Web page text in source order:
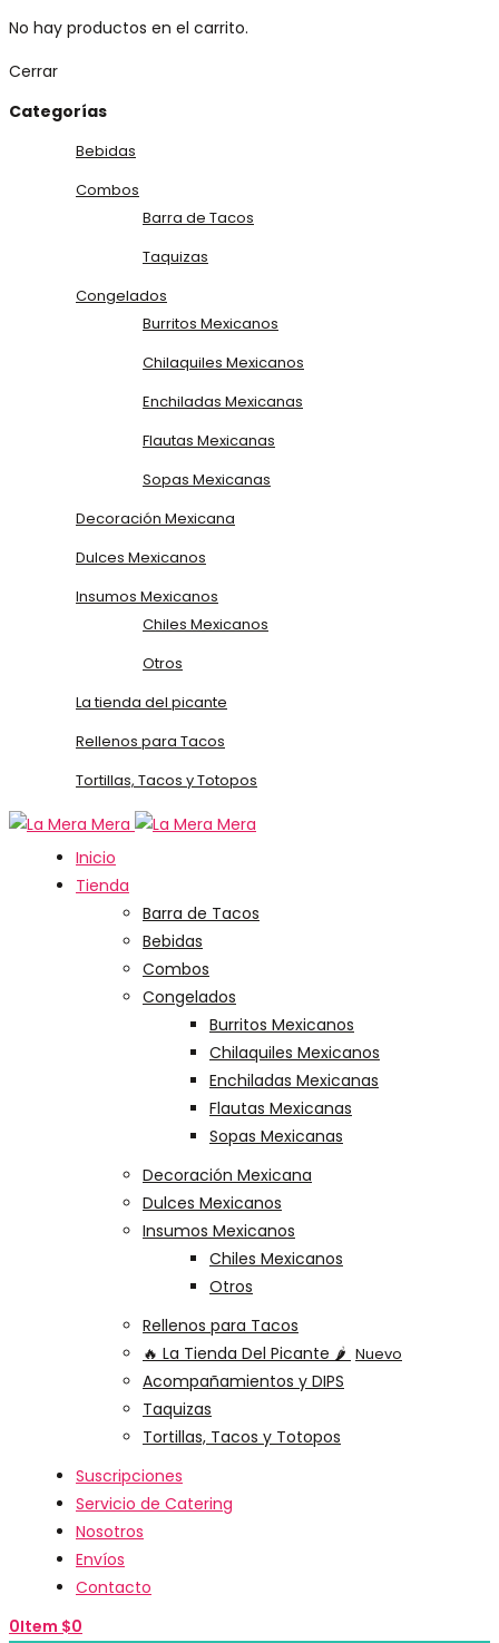
No hay productos en el carrito.
Cerrar
Categorías
Bebidas
Combos
Barra de Tacos
Taquizas
Congelados
Burritos Mexicanos
Chilaquiles Mexicanos
Enchiladas Mexicanas
Flautas Mexicanas
Sopas Mexicanas
Decoración Mexicana
Dulces Mexicanos
Insumos Mexicanos
Chiles Mexicanos
Otros
La tienda del picante
Rellenos para Tacos
Tortillas, Tacos y Totopos
Inicio
Tienda
Barra de Tacos
Bebidas
Combos
Congelados
Burritos Mexicanos
Chilaquiles Mexicanos
Enchiladas Mexicanas
Flautas Mexicanas
Sopas Mexicanas
Decoración Mexicana
Dulces Mexicanos
Insumos Mexicanos
Chiles Mexicanos
Otros
Rellenos para Tacos
🔥 La Tienda Del Picante 🌶️ Nuevo
Acompañamientos y DIPS
Taquizas
Tortillas, Tacos y Totopos
Suscripciones
Servicio de Catering
Nosotros
Envíos
Contacto
0Item $0